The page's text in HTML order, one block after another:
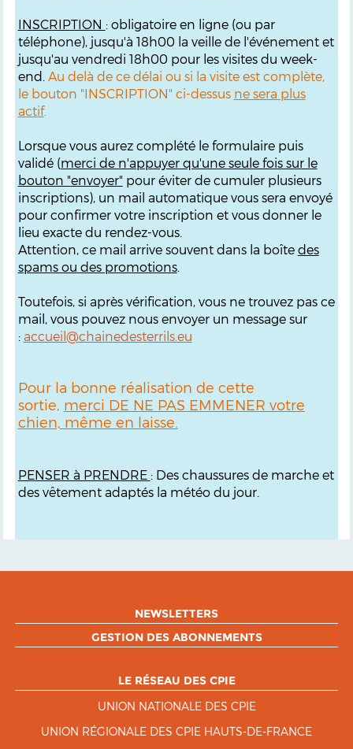
INSCRIPTION : obligatoire en ligne (ou par
téléphone), jusqu'à 18h00 la veille de l'événement et
jusqu'au vendredi 18h00 pour les visites du week-
end. Au delà de ce délai ou si la visite est complète,
le bouton "INSCRIPTION" ci-dessus ne sera plus
actif.
Lorsque vous aurez complété le formulaire puis
validé (merci de n'appuyer qu'une seule fois sur le
bouton "envoyer" pour éviter de cumuler plusieurs
inscriptions), un mail automatique vous sera envoyé
pour confirmer votre inscription et vous donner le
lieu exacte du rendez-vous.
Attention, ce mail arrive souvent dans la boîte des
spams ou des promotions.
Toutefois, si après vérification, vous ne trouvez pas ce
mail, vous pouvez nous envoyer un message sur
: accueil@chainedesterrils.eu
Pour la bonne réalisation de cette
sortie, merci DE NE PAS EMMENER votre
chien, même en laisse.
PENSER à PRENDRE : Des chaussures de marche et
des vêtement adaptés la météo du jour.
NEWSLETTERS
GESTION DES ABONNEMENTS
LE RÉSEAU DES CPIE
UNION NATIONALE DES CPIE
UNION RÉGIONALE DES CPIE HAUTS-DE-FRANCE